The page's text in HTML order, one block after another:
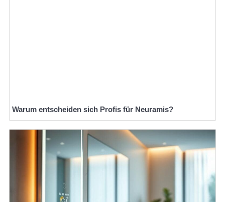
Warum entscheiden sich Profis für Neuramis?